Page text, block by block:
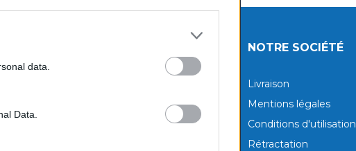
data.
Data.
NOTRE SOCIÉTÉ
Livraison
Mentions légales
Conditions d'utilisation
Rétractation